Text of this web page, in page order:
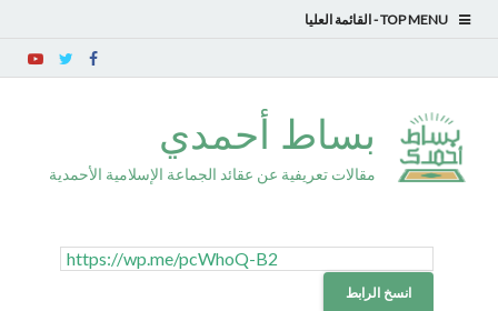
TOP MENU
بساط أحمدي
مقالات تعريفية عن عقائد الجماعة الإسلامية الأحمدية
انسخ الرابط